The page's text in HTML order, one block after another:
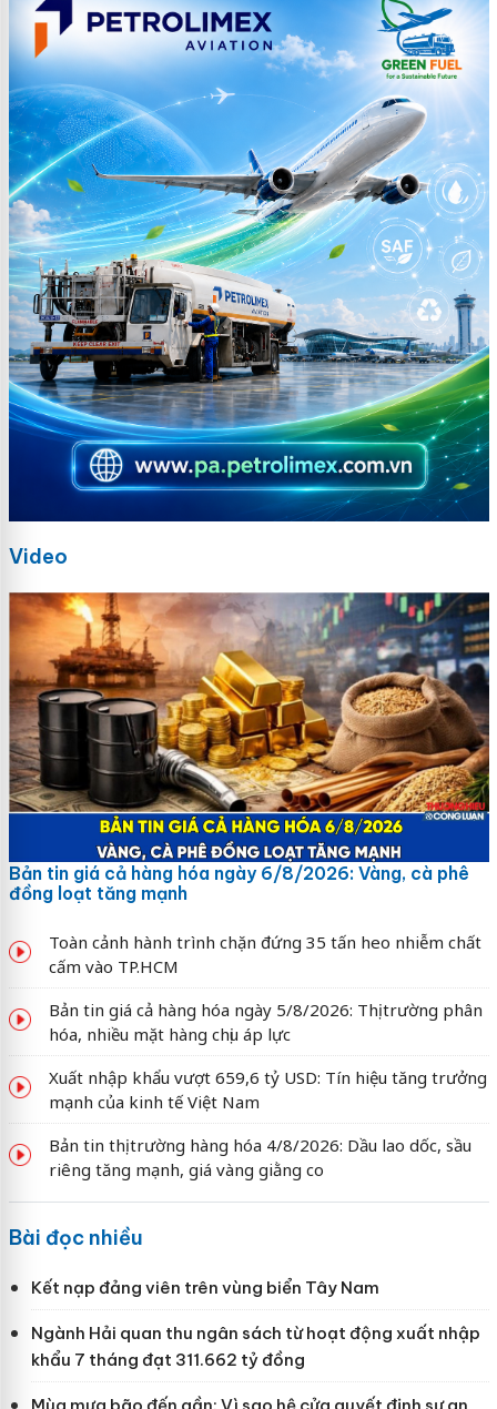
Video
Bản tin giá cả hàng hóa ngày 6/8/2026: Vàng, cà phê
đồng loạt tăng mạnh
Toàn cảnh hành trình chặn đứng 35 tấn heo nhiễm chất
cấm vào TP.HCM
Bản tin giá cả hàng hóa ngày 5/8/2026: Thị trường phân
hóa, nhiều mặt hàng chịu áp lực
Xuất nhập khẩu vượt 659,6 tỷ USD: Tín hiệu tăng trưởng
mạnh của kinh tế Việt Nam
Bản tin thị trường hàng hóa 4/8/2026: Dầu lao dốc, sầu
riêng tăng mạnh, giá vàng giằng co
Bài đọc nhiều
Kết nạp đảng viên trên vùng biển Tây Nam
Ngành Hải quan thu ngân sách từ hoạt động xuất nhập
khẩu 7 tháng đạt 311.662 tỷ đồng